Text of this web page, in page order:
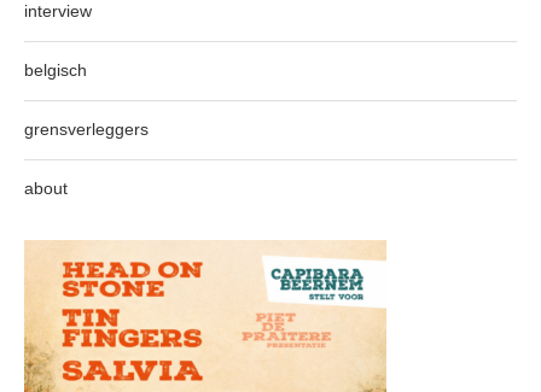
interview
belgisch
grensverleggers
about